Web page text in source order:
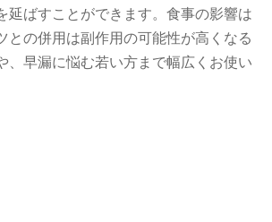
延ばすことができます。食事の影響は
の併用は副作用の可能性が高くなる
、早漏に悩む若い方まで幅広くお使い